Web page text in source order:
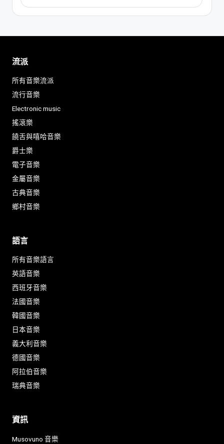
流派
所有音樂流派
流行音樂
Electronic music
搖滾樂
饒舌與嘻哈音樂
爵士樂
電子音樂
金屬音樂
古典音樂
鄉村音樂
語言
所有音樂語言
英語音樂
西班牙音樂
法國音樂
韓國音樂
日本音樂
義大利音樂
德國音樂
阿拉伯音樂
瑞典音樂
資訊
Musovuno 音樂